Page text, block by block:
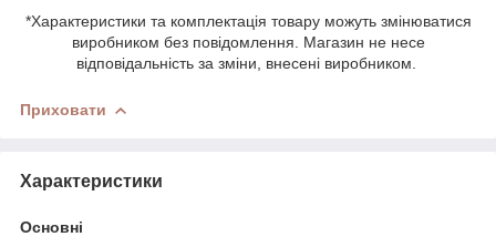
*Характеристики та комплектація товару можуть змінюватися
виробником без повідомлення. Магазин не несе
відповідальність за зміни, внесені виробником.
Приховати
Характеристики
Основні